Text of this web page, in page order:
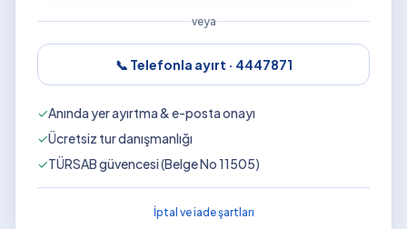
veya
📞 Telefonla ayırt · 4447871
✓Anında yer ayırtma & e-posta onayı
✓Ücretsiz tur danışmanlığı
✓TÜRSAB güvencesi (Belge No 11505)
İptal ve iade şartları